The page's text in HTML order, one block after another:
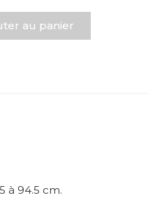
au panier
à 94.5 cm.